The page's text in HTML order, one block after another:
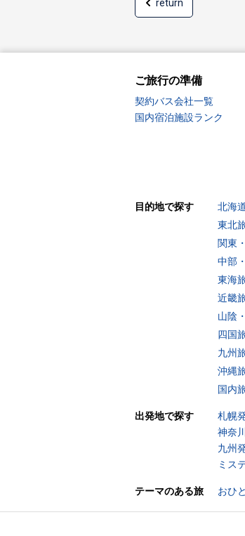
return
ご旅行の準備
契約バス会社一覧
国内宿泊施設ランク
目的地で探す 北海
東北
関東
中部
東海
近畿
山陰
四国
九州
沖縄
国内
出発地で探す 札幌
神奈
九州
ミス
テーマのある旅 おひ